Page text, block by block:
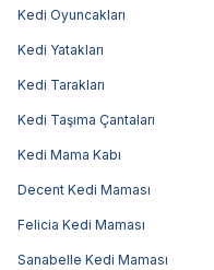
Kedi Oyuncakları
Kedi Yatakları
Kedi Tarakları
Kedi Taşıma Çantaları
Kedi Mama Kabı
Decent Kedi Maması
Felicia Kedi Maması
Sanabelle Kedi Maması